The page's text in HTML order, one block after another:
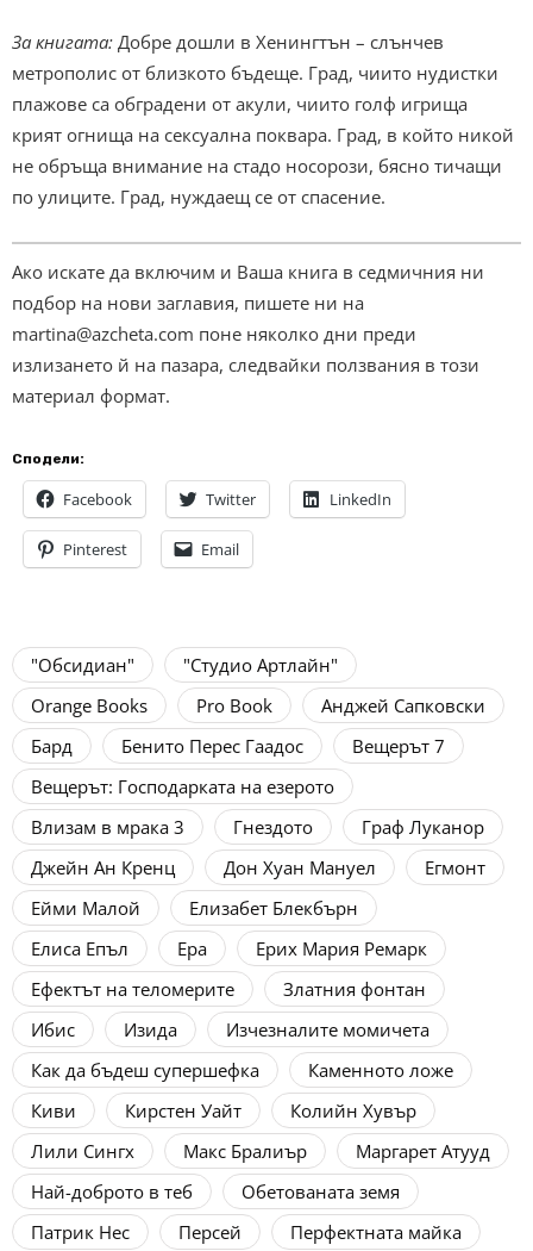
За книгата: Добре дошли в Хенингтън – слънчев
метрополис от близкото бъдеще. Град, чиито нудистки
плажове са обградени от акули, чиито голф игрища
крият огнища на сексуална поквара. Град, в който никой
не обръща внимание на стадо носорози, бясно тичащи
по улиците. Град, нуждаещ се от спасение.
Ако искате да включим и Ваша книга в седмичния ни
подбор на нови заглавия, пишете ни на
martina@azcheta.com поне няколко дни преди
излизането й на пазара, следвайки ползвания в този
материал формат.
Сподели:
Facebook Twitter LinkedIn
Pinterest Email
"Обсидиан"
"Студио Артлайн"
Orange Books
Pro Book
Анджей Сапковски
Бард
Бенито Перес Гаадос
Вещерът 7
Вещерът: Господарката на езерото
Влизам в мрака 3
Гнездото
Граф Луканор
Джейн Ан Кренц
Дон Хуан Мануел
Егмонт
Ейми Малой
Елизабет Блекбърн
Елиса Епъл
Ера
Ерих Мария Ремарк
Ефектът на теломерите
Златния фонтан
Ибис
Изида
Изчезналите момичета
Как да бъдеш супершефка
Каменното ложе
Киви
Кирстен Уайт
Колийн Хувър
Лили Сингх
Макс Бралиър
Маргарет Атууд
Най-доброто в теб
Обетованата земя
Патрик Нес
Персей
Перфектната майка